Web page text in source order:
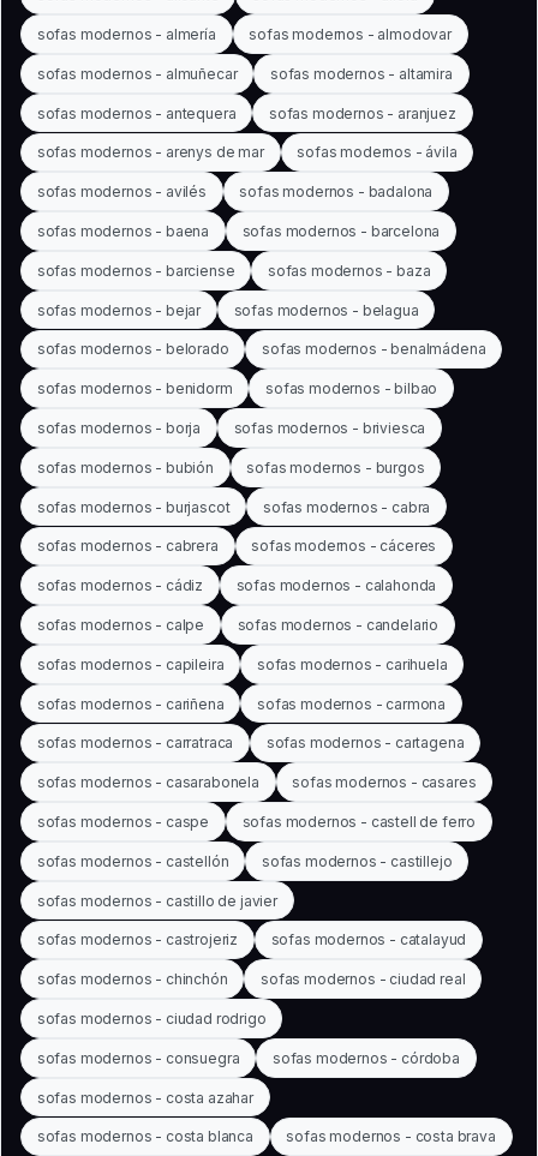
sofas modernos - almería sofas modernos - almodovar
sofas modernos - almuñecar sofas modernos - altamira
sofas modernos - antequera sofas modernos - aranjuez
sofas modernos - arenys de mar sofas modernos - ávila
sofas modernos - avilés sofas modernos - badalona
sofas modernos - baena sofas modernos - barcelona
sofas modernos - barciense sofas modernos - baza
sofas modernos - bejar sofas modernos - belagua
sofas modernos - belorado sofas modernos - benalmádena
sofas modernos - benidorm sofas modernos - bilbao
sofas modernos - borja sofas modernos - briviesca
sofas modernos - bubión sofas modernos - burgos
sofas modernos - burjascot sofas modernos - cabra
sofas modernos - cabrera sofas modernos - cáceres
sofas modernos - cádiz sofas modernos - calahonda
sofas modernos - calpe sofas modernos - candelario
sofas modernos - capileira sofas modernos - carihuela
sofas modernos - cariñena sofas modernos - carmona
sofas modernos - carratraca sofas modernos - cartagena
sofas modernos - casarabonela sofas modernos - casares
sofas modernos - caspe sofas modernos - castell de ferro
sofas modernos - castellón sofas modernos - castillejo
sofas modernos - castillo de javier
sofas modernos - castrojeriz sofas modernos - catalayud
sofas modernos - chinchón sofas modernos - ciudad real
sofas modernos - ciudad rodrigo
sofas modernos - consuegra sofas modernos - córdoba
sofas modernos - costa azahar
sofas modernos - costa blanca sofas modernos - costa brava